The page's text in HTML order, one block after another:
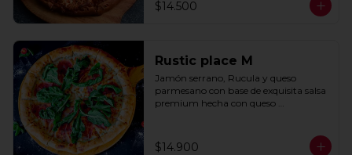
$14.500
Rustic place M
Jamón serrano, Rucula y queso
parmesano con base de exquisita salsa
premium hecha con queso
$14.900